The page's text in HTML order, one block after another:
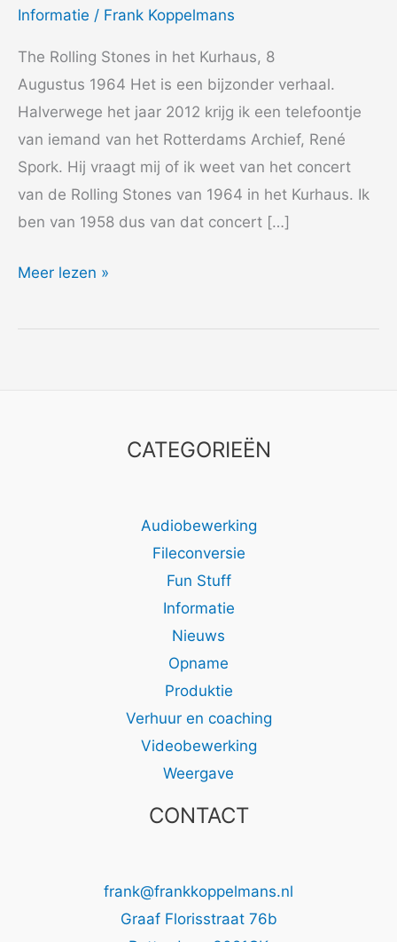
Informatie / Frank Koppelmans
The Rolling Stones in het Kurhaus, 8
Augustus 1964 Het is een bijzonder verhaal.
Halverwege het jaar 2012 krijg ik een telefoontje
van iemand van het Rotterdams Archief, René
Spork. Hij vraagt mij of ik weet van het concert
van de Rolling Stones van 1964 in het Kurhaus. Ik
ben van 1958 dus van dat concert […]
2012
Story
Meer lezen »
CATEGORIEËN
Audiobewerking
Fileconversie
Fun Stuff
Informatie
Nieuws
Opname
Produktie
Verhuur en coaching
Videobewerking
Weergave
CONTACT
frank@frankkoppelmans.nl
Graaf Florisstraat 76b